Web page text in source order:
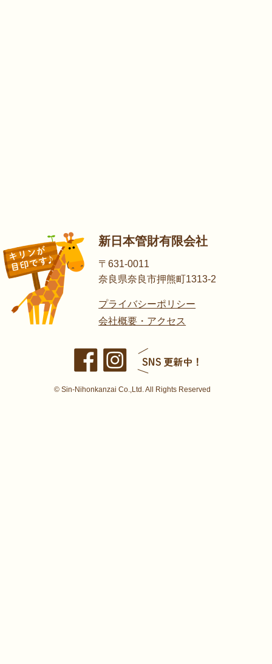
新日本管財有限会社
〒631-0011
奈良県奈良市押熊町1313-2
プライバシーポリシー
会社概要・アクセス
© Sin-Nihonkanzai Co.,Ltd. All Rights Reserved